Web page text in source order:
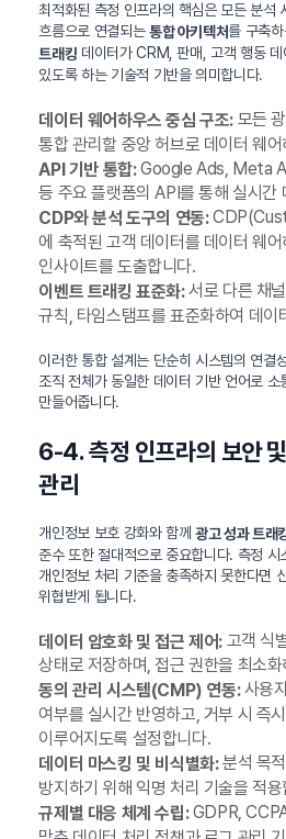
최적화된 측정 인프라의 핵심은 모든 분석
흐름으로 연결되는통합 아키텍처를 구축
트래킹 데이터가 CRM, 판매, 고객 행동
있도록 하는 기술적 기반을 의미합니다.
데이터 웨어하우스 중심 구조:모든
통합 관리할 중앙 허브로 데이터 웨
API 기반 통합:Google Ads, Meta
등 주요 플랫폼의 API를 통해 실시간
CDP와 분석 도구의 연동:
에 축적된 고객 데이터를 데이터 웨
인사이트를 도출합니다.
이벤트 트래킹 표준화:서로 다른 채
규칙, 타임스탬프를 표준화하여 데이
이러한 통합 설계는 단순히 시스템의 연결
조직 전체가 동일한 데이터 기반 언어로 소
만들어줍니다.
6-4. 측정 인프라의 보안
관리
개인정보 보호 강화와 함께광고 성과 트래
준수 또한 절대적으로 중요합니다. 측정 시
개인정보 처리 기준을 충족하지 못한다면
위협받게 됩니다.
데이터 암호화 및 접근 제어:고객 식
상태로 저장하며, 접근 권한을 최소
동의 관리 시스템(CMP) 연동:사용
여부를 실시간 반영하고, 거부 시 즉
이루어지도록 설정합니다.
데이터 마스킹 및 비식별화:분석 목
방지하기 위해 익명 처리 기술을 적용
규제별 대응 체계 수립:GDPR,